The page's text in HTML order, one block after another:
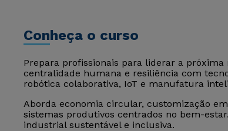
Conheça o curso
Prepara profissionais para liderar a
centralidade humana e resiliência com
robótica colaborativa, IoT e manufatura
Aborda economia circular, customização
sistemas produtivos centrados no bem-
industrial sustentável e inclusiva.